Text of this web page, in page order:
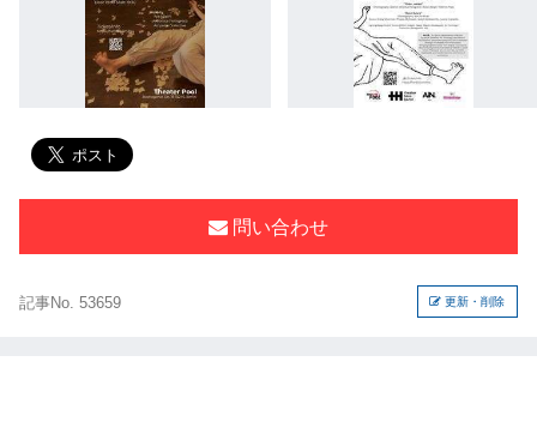
問い合わせ
記事No. 53659 更新・削除